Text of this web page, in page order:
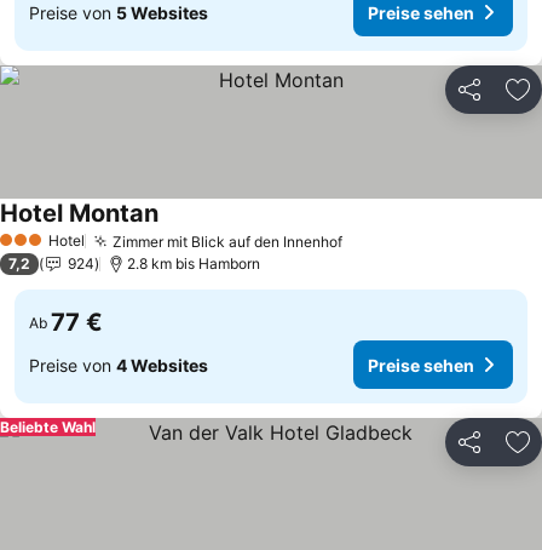
Preise von 5 Websites Preise sehen
Teilen
3 SterneHotel Zimmer mit Blick auf den InnenhofPreise sehen
Hotel MontanPreise sehen
7,2 924 2.8 km bis Hamborn
Ab 77 €
Preise von 4 Websites Preise sehen
Teilen
Beliebte Wahl